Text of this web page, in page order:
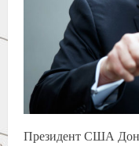
Президент США